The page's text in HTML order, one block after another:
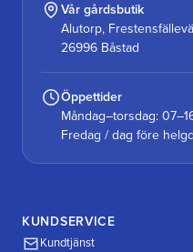
Vår gårdsbutik
Alutorp,
26996 Båstad
Öppettider
Måndag–torsdag:
Fredag / dag före
KUNDSERVICE
Kundtjänst